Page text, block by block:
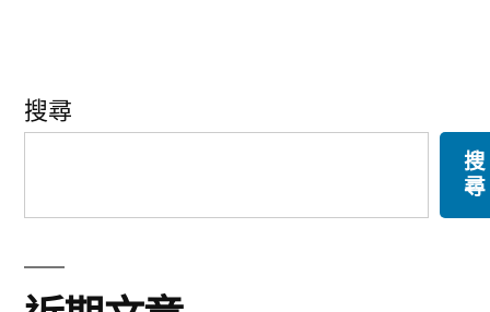
搜尋
搜
尋